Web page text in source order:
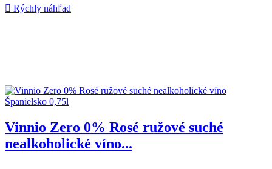
 Rýchly náhľad
Vinnio Zero 0% Rosé ružové suché
nealkoholické víno...